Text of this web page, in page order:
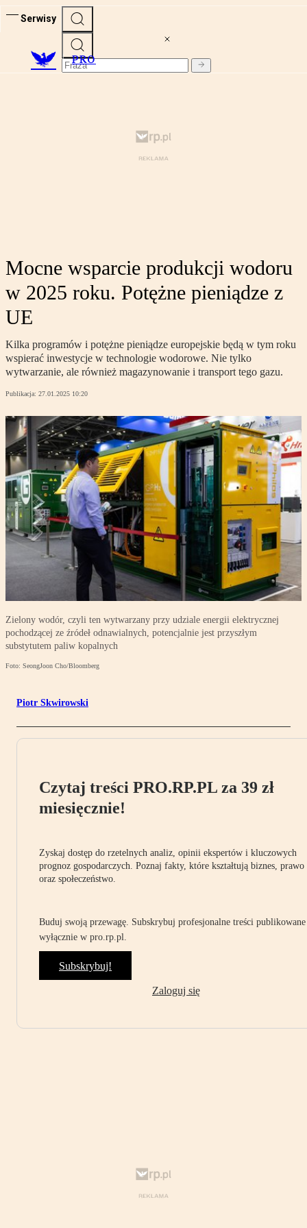
Serwisy
PRO
Mocne wsparcie produkcji wodoru
w 2025 roku. Potężne pieniądze z
UE
Kilka programów i potężne pieniądze europejskie będą w tym roku
wspierać inwestycje w technologie wodorowe. Nie tylko
wytwarzanie, ale również magazynowanie i transport tego gazu.
Publikacja: 27.01.2025 10:20
Zielony wodór, czyli ten wytwarzany przy udziale energii elektrycznej
pochodzącej ze źródeł odnawialnych, potencjalnie jest przyszłym
substytutem paliw kopalnych
Foto: SeongJoon Cho/Bloomberg
Piotr Skwirowski
Czytaj treści PRO.RP.PL za 39 zł
miesięcznie!
Zyskaj dostęp do rzetelnych analiz, opinii ekspertów i kluczowych
prognoz gospodarczych. Poznaj fakty, które kształtują biznes, prawo
oraz społeczeństwo.
Buduj swoją przewagę. Subskrybuj profesjonalne treści publikowane
wyłącznie w pro.rp.pl.
Subskrybuj!
Zaloguj się